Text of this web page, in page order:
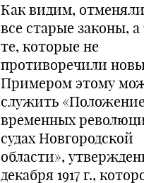
Как видим,
все старые законы, а
те, которые не
противоречили
Примером этому
служить
временных
судах Новгородской
области»,
декабря 1917 г.,